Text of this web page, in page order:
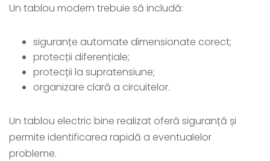
Un tablou modern trebuie să includă:
siguranțe automate dimensionate corect;
protecții diferențiale;
protecții la supratensiune;
organizare clară a circuitelor.
Un tablou electric bine realizat oferă siguranță și
permite identificarea rapidă a eventualelor
probleme.